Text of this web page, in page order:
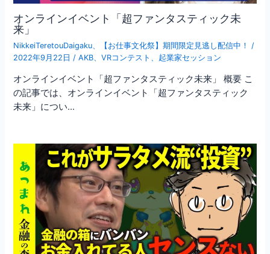
オンラインイベント「超ファンタスティック未
来」
NikkeiTeretouDaigaku 【お仕事文化祭】期間限定見逃し配信中！
/
2022年9月22日 /AKB 、VRコンテスト 起業家セッション
オンラインイベント「超ファンタスティック未来」 概要 こ
の記事では、オンラインイベント「超ファンタスティック
未来」につい…